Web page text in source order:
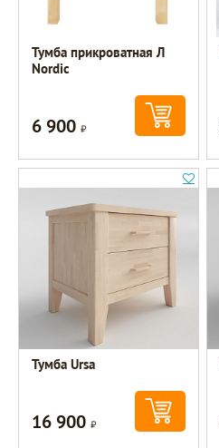
Тумба прикроватная Л
Nordic
6 900Р
Тумба Ursa
16 900Р